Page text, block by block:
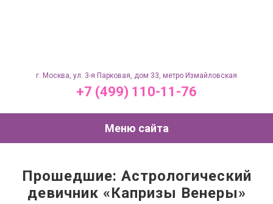
г. Москва, ул. 3-я Парковая, дом 33, метро Измайловская
+7 (499) 110-11-76
Меню сайта
Прошедшие: Астрологический
девичник «Капризы Венеры»